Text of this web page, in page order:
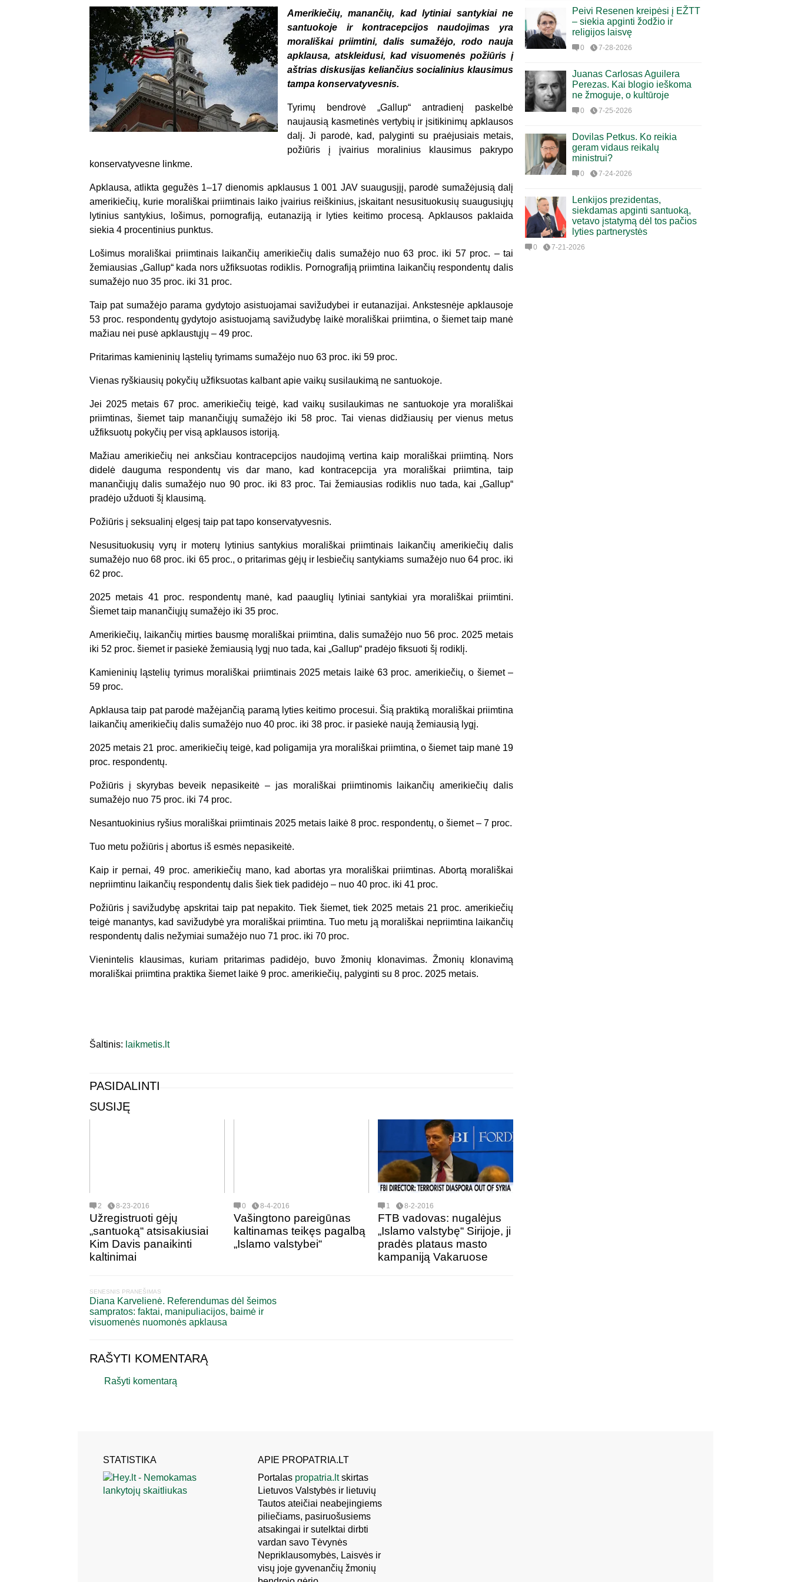
Amerikiečių, manančių, kad lytiniai santykiai ne
santuokoje ir kontracepcijos naudojimas yra
morališkai priimtini, dalis sumažėjo, rodo nauja
apklausa, atskleidusi, kad visuomenės požiūris į
aštrias diskusijas keliančius socialinius klausimus
tampa konservatyvesnis.
Tyrimų bendrovė „Gallup“ antradienį paskelbė
naujausią kasmetinės vertybių ir įsitikinimų apklausos
dalį. Ji parodė, kad, palyginti su praėjusiais metais,
požiūris į įvairius moralinius klausimus pakrypo
konservatyvesne linkme.
Apklausa, atlikta gegužės 1–17 dienomis apklausus 1 001 JAV suaugusįjį, parodė sumažėjusią dalį
amerikiečių, kurie morališkai priimtinais laiko įvairius reiškinius, įskaitant nesusituokusių suaugusiųjų
lytinius santykius, lošimus, pornografiją, eutanaziją ir lyties keitimo procesą. Apklausos paklaida
siekia 4 procentinius punktus.
Lošimus morališkai priimtinais laikančių amerikiečių dalis sumažėjo nuo 63 proc. iki 57 proc. – tai
žemiausias „Gallup“ kada nors užfiksuotas rodiklis. Pornografiją priimtina laikančių respondentų dalis
sumažėjo nuo 35 proc. iki 31 proc.
Taip pat sumažėjo parama gydytojo asistuojamai savižudybei ir eutanazijai. Ankstesnėje apklausoje
53 proc. respondentų gydytojo asistuojamą savižudybę laikė morališkai priimtina, o šiemet taip manė
mažiau nei pusė apklaustųjų – 49 proc.
Pritarimas kamieninių ląstelių tyrimams sumažėjo nuo 63 proc. iki 59 proc.
Vienas ryškiausių pokyčių užfiksuotas kalbant apie vaikų susilaukimą ne santuokoje.
Jei 2025 metais 67 proc. amerikiečių teigė, kad vaikų susilaukimas ne santuokoje yra morališkai
priimtinas, šiemet taip manančiųjų sumažėjo iki 58 proc. Tai vienas didžiausių per vienus metus
užfiksuotų pokyčių per visą apklausos istoriją.
Mažiau amerikiečių nei anksčiau kontracepcijos naudojimą vertina kaip morališkai priimtiną. Nors
didelė dauguma respondentų vis dar mano, kad kontracepcija yra morališkai priimtina, taip
manančiųjų dalis sumažėjo nuo 90 proc. iki 83 proc. Tai žemiausias rodiklis nuo tada, kai „Gallup“
pradėjo užduoti šį klausimą.
Požiūris į seksualinį elgesį taip pat tapo konservatyvesnis.
Nesusituokusių vyrų ir moterų lytinius santykius morališkai priimtinais laikančių amerikiečių dalis
sumažėjo nuo 68 proc. iki 65 proc., o pritarimas gėjų ir lesbiečių santykiams sumažėjo nuo 64 proc. iki
62 proc.
2025 metais 41 proc. respondentų manė, kad paauglių lytiniai santykiai yra morališkai priimtini.
Šiemet taip manančiųjų sumažėjo iki 35 proc.
Amerikiečių, laikančių mirties bausmę morališkai priimtina, dalis sumažėjo nuo 56 proc. 2025 metais
iki 52 proc. šiemet ir pasiekė žemiausią lygį nuo tada, kai „Gallup“ pradėjo fiksuoti šį rodiklį.
Kamieninių ląstelių tyrimus morališkai priimtinais 2025 metais laikė 63 proc. amerikiečių, o šiemet –
59 proc.
Apklausa taip pat parodė mažėjančią paramą lyties keitimo procesui. Šią praktiką morališkai priimtina
laikančių amerikiečių dalis sumažėjo nuo 40 proc. iki 38 proc. ir pasiekė naują žemiausią lygį.
2025 metais 21 proc. amerikiečių teigė, kad poligamija yra morališkai priimtina, o šiemet taip manė 19
proc. respondentų.
Požiūris į skyrybas beveik nepasikeitė – jas morališkai priimtinomis laikančių amerikiečių dalis
sumažėjo nuo 75 proc. iki 74 proc.
Nesantuokinius ryšius morališkai priimtinais 2025 metais laikė 8 proc. respondentų, o šiemet – 7 proc.
Tuo metu požiūris į abortus iš esmės nepasikeitė.
Kaip ir pernai, 49 proc. amerikiečių mano, kad abortas yra morališkai priimtinas. Abortą morališkai
nepriimtinu laikančių respondentų dalis šiek tiek padidėjo – nuo 40 proc. iki 41 proc.
Požiūris į savižudybę apskritai taip pat nepakito. Tiek šiemet, tiek 2025 metais 21 proc. amerikiečių
teigė manantys, kad savižudybė yra morališkai priimtina. Tuo metu ją morališkai nepriimtina laikančių
respondentų dalis nežymiai sumažėjo nuo 71 proc. iki 70 proc.
Vienintelis klausimas, kuriam pritarimas padidėjo, buvo žmonių klonavimas. Žmonių klonavimą
morališkai priimtina praktika šiemet laikė 9 proc. amerikiečių, palyginti su 8 proc. 2025 metais.
Šaltinis: laikmetis.lt
PASIDALINTI
SUSIJĘ
2 8-23-2016
Užregistruoti gėjų
„santuoką“ atsisakiusiai
Kim Davis panaikinti
kaltinimai
0 8-4-2016
Vašingtono pareigūnas
kaltinamas teikęs pagalbą
„Islamo valstybei“
1 8-2-2016
FTB vadovas: nugalėjus
„Islamo valstybę“ Sirijoje, ji
pradės plataus masto
kampaniją Vakaruose
SENESNIS PRANEŠIMAS
Diana Karvelienė. Referendumas dėl šeimos
sampratos: faktai, manipuliacijos, baimė ir
visuomenės nuomonės apklausa
RAŠYTI KOMENTARĄ
Rašyti komentarą
Peivi Resenen kreipėsi į EŽTT
– siekia apginti žodžio ir
religijos laisvę
0 7-28-2026
Juanas Carlosas Aguilera
Perezas. Kai blogio ieškoma
ne žmoguje, o kultūroje
0 7-25-2026
Dovilas Petkus. Ko reikia
geram vidaus reikalų
ministrui?
0 7-24-2026
Lenkijos prezidentas,
siekdamas apginti santuoką,
vetavo įstatymą dėl tos pačios
lyties partnerystės
0 7-21-2026
STATISTIKA
APIE PROPATRIA.LT
Portalas propatria.ltskirtas
Lietuvos Valstybės ir lietuvių
Tautos ateičiai neabejingiems
piliečiams, pasiruošusiems
atsakingai ir sutelktai dirbti
vardan savo Tėvynės
Nepriklausomybės, Laisvės ir
visų joje gyvenančių žmonių